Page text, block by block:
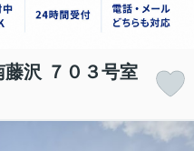
藤沢 ７０３号室